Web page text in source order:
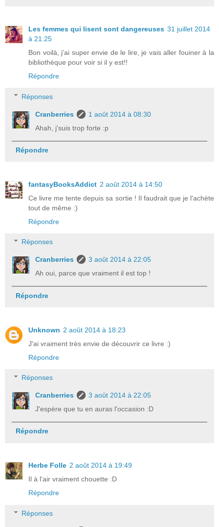
Les femmes qui lisent sont dangereuses 31 juillet 2014
à 21:25
Bon voilà, j'ai super envie de le lire, je vais aller fouiner à la
bibliothèque pour voir si il y est!!
Répondre
Réponses
Cranberries
1 août 2014 à 08:30
Ahah, j'suis trop forte :p
Répondre
fantasyBooksAddict 2 août 2014 à 14:50
Ce livre me tente depuis sa sortie ! Il faudrait que je l'achète
tout de même :)
Répondre
Réponses
Cranberries
3 août 2014 à 22:05
Ah oui, parce que vraiment il est top !
Répondre
Unknown 2 août 2014 à 18:23
J'ai vraiment très envie de découvrir ce livre :)
Répondre
Réponses
Cranberries
3 août 2014 à 22:05
J'espère que tu en auras l'occasion :D
Répondre
Herbe Folle 2 août 2014 à 19:49
Il à l'air vraiment chouette :D
Répondre
Réponses